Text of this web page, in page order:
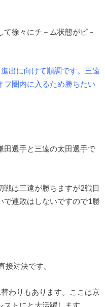
徐々にチ－ム状態がピ－
出に向けて順調です。三遠
フ圏内に入るため勝ちたい
田選手と三遠の太田選手で
戦は三遠が勝ちますが2戦目
で連敗はしないですので1勝
接対決です。
わりもあります。ここは京
トにと大活躍します。